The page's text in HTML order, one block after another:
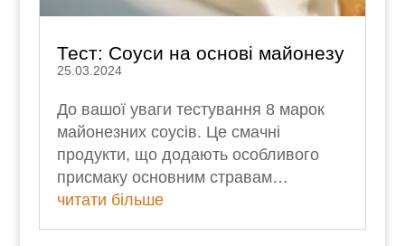
Тест: Соуси на основі майонезу
25.03.2024
До вашої уваги тестування 8 марок
майонезних соусів. Це смачні
продукти, що додають особливого
присмаку основним стравам…
читати більше